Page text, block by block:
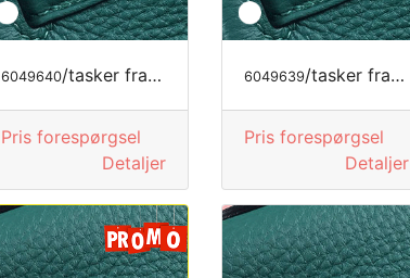
6049640/tasker fra LONGCHAMP
Pris forespørgsel
Detaljer
6049639/tasker fra MODE LUKSUS
Pris forespørgsel
Detaljer